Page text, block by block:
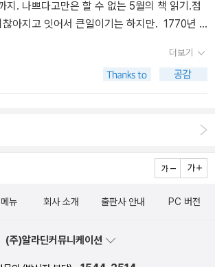
읽게 되겠지만 의무감없이 그냥 읽고 싶어서
로 미뤄지게 되는데 그러다보니 옥타비아 버틀
전쟁의 기원. 4.3에 대한 이야기를 할 때 자주
기억하는데 이 책을 지금 읽기에는 아직 마음
다는 것이 한동안 불편하기라도 했는데 이제는
구나. 번역이 안된것으로만 알고 있었는데. 흠.
잡겠다는 약속이 될 수도 없다'저자는 유연근무
니었다. 침대에서 빠져나오자마자 폰을 움켜쥐
지. 나쁘다고만은 할 수 없는 5월의 책 읽기.점
지고 잇어서 큰일이기는 하지만. 1770년 5
. 배에 여자가 많을수록 반란가능성은 컸지만
으로 치부했다. 흑인 노예의 후손인 리베카 홀
취를 추적했다. 그가 찾은 답은 '여성이 반란을
다는 편견이 첫 번째 이유였고, 성폭력의 대상으
이 그래픽노블 작화를 통해 노예제 시절 풍경과
사적 상상력으로 채워진다. 웨이크라는 제목은
나쁜 사람과 아픈 사람을 구분하기 위한 시작점
더보기
뉴 회사 소개 출판사 안내 PC 버전
(주)알라딘커뮤니케이션